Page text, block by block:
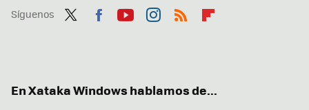
Síguenos
En Xataka Windows hablamos de...